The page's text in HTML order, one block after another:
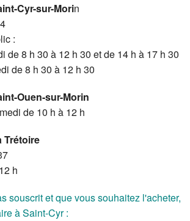
Cyr-sur-Morin
:
de 8 h 30 à 12 h 30 et de 14 h à 17 h 30
de 8 h 30 à 12 h 30
Ouen-sur-Morin
de 10 h à 12 h
Trétoire
h
souscrit et que vous souhaitez l'acheter,
à Saint-Cyr :